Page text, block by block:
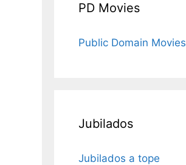
PD Movies
Public Domain Movies
Jubilados
Jubilados a tope